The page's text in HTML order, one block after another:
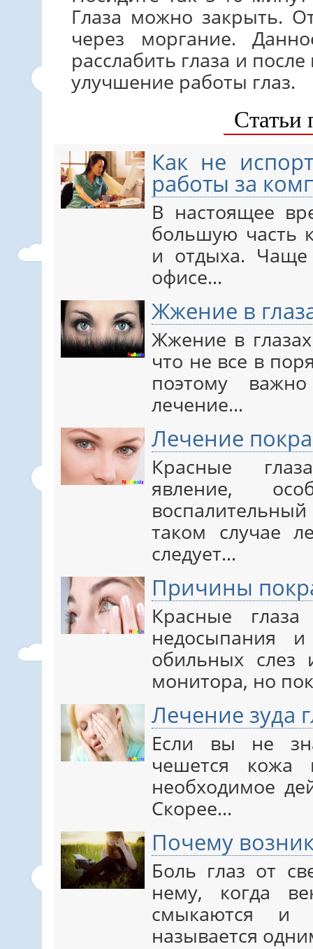
Глаза можно закрыть.
через моргание.
расслабить глаза и
улучшение работы глаз.
Статьи
Как не
работы за
В настоящее
большую часть
и отдыха. Чаще
офисе…
Жжение в
Жжение в
что не все в
поэтому
лечение…
Лечение
Красные
явление,
таком случае
следует…
Причины
Красные
недосыпания и
обильных слез
монитора, но
Лечение зуда
Если вы не
чешется кожа
необходимое
Скорее…
Почему
Боль глаз от
нему, когда
смыкаются и
называется